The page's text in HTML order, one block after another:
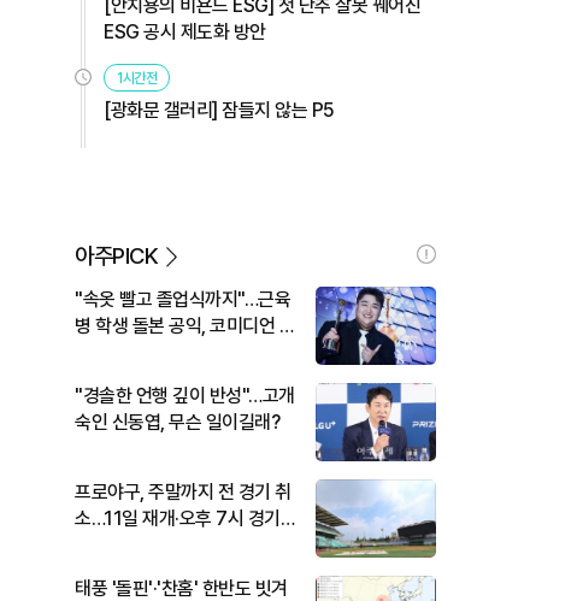
[안치용의 비욘드 ESG] 첫 단추 잘못 꿰어진
ESG 공시 제도화 방안
1시간전
[광화문 갤러리] 잠들지 않는 P5
아주PICK
"속옷 빨고 졸업식까지"…근육
병 학생 돌본 공익, 코미디언 김
"경솔한 언행 깊이 반성"…고개
숙인 신동엽, 무슨 일이길래?
프로야구, 주말까지 전 경기 취
소…11일 재개·오후 7시 경기
태풍 '돌핀'·'찬홈' 한반도 빗겨